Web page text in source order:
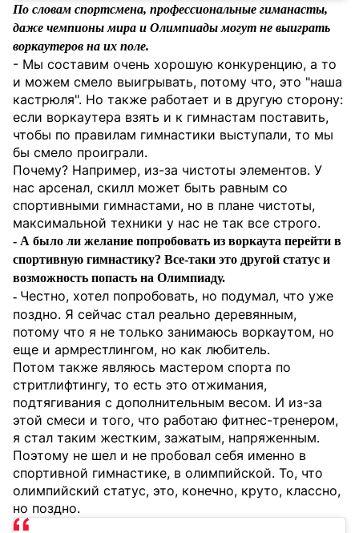
По словам спортсмена, профессиональные гиманасты,
даже чемпионы мира и Олимпиады могут не выиграть
воркаутеров на их поле.
- Мы составим очень хорошую конкуренцию, а то
и можем смело выигрывать, потому что, это "наша
кастрюля". Но также работает и в другую сторону:
если воркаутера взять и к гимнастам поставить,
чтобы по правилам гимнастики выступали, то мы
бы смело проиграли.
Почему? Например, из-за чистоты элементов. У
нас арсенал, скилл может быть равным со
спортивными гимнастами, но в плане чистоты,
максимальной техники у нас не так все строго.
- А было ли желание попробовать из воркаута перейти в
спортивную гимнастику? Все-таки это другой статус и
возможность попасть на Олимпиаду.
- Честно, хотел попробовать, но подумал, что уже
поздно. Я сейчас стал реально деревянным,
потому что я не только занимаюсь воркаутом, но
еще и армрестлингом, но как любитель.
Потом также являюсь мастером спорта по
стритлифтингу, то есть это отжимания,
подтягивания с дополнительным весом. И из-за
этой смеси и того, что работаю фитнес-тренером,
я стал таким жестким, зажатым, напряженным.
Поэтому не шел и не пробовал себя именно в
спортивной гимнастике, в олимпийской. То, что
олимпийский статус, это, конечно, круто, классно,
но поздно.